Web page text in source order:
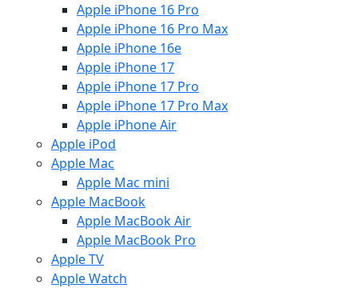
Apple iPhone 16 Pro
Apple iPhone 16 Pro Max
Apple iPhone 16e
Apple iPhone 17
Apple iPhone 17 Pro
Apple iPhone 17 Pro Max
Apple iPhone Air
Apple iPod
Apple Mac
Apple Mac mini
Apple MacBook
Apple MacBook Air
Apple MacBook Pro
Apple TV
Apple Watch